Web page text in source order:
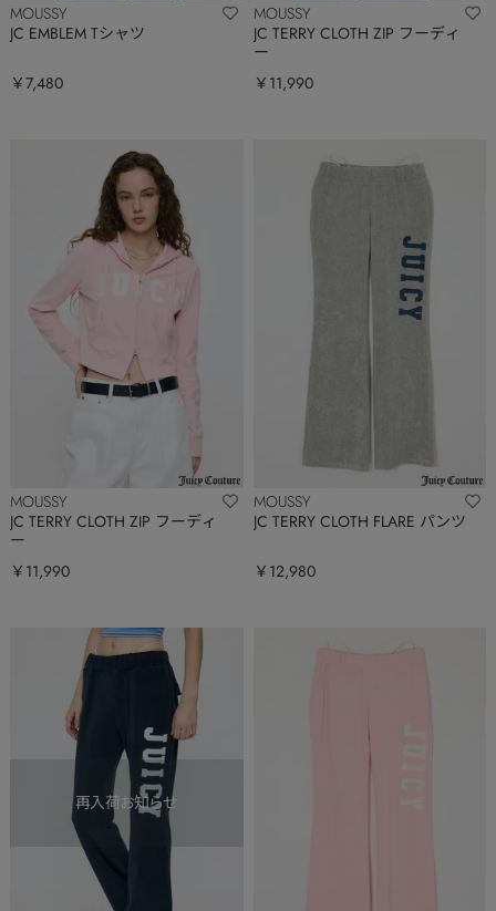
MOUSSY
JC EMBLEM Tシャツ
￥7,480
MOUSSY
JC TERRY CLOTH ZIP フーディ
ー
￥11,990
MOUSSY
JC TERRY CLOTH ZIP フーディ
ー
￥11,990
MOUSSY
JC TERRY CLOTH FLARE パンツ
￥12,980